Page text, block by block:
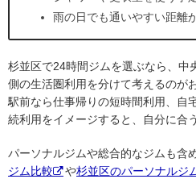
雨の日でも通いやすい距離
杉並区で24時間ジムを選ぶなら、中
側の生活圏利用を分けて考えるのが
駅前なら仕事帰りの短時間利用、自
続利用をイメージすると、自分に合
パーソナルジムや総合的なジムも含
ジム比較
や杉並区のパーソナルジ